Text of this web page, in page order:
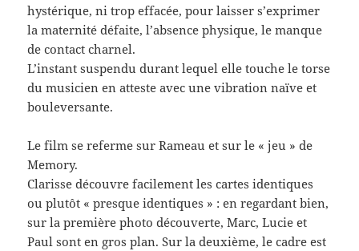
hystérique, ni trop effacée, pour laisser s’exprimer
la maternité défaite, l’absence physique, le manque
de contact charnel.
L’instant suspendu durant lequel elle touche le torse
du musicien en atteste avec une vibration naïve et
bouleversante.
Le film se referme sur Rameau et sur le « jeu » de
Memory.
Clarisse découvre facilement les cartes identiques
ou plutôt « presque identiques » : en regardant bien,
sur la première photo découverte, Marc, Lucie et
Paul sont en gros plan. Sur la deuxième, le cadre est